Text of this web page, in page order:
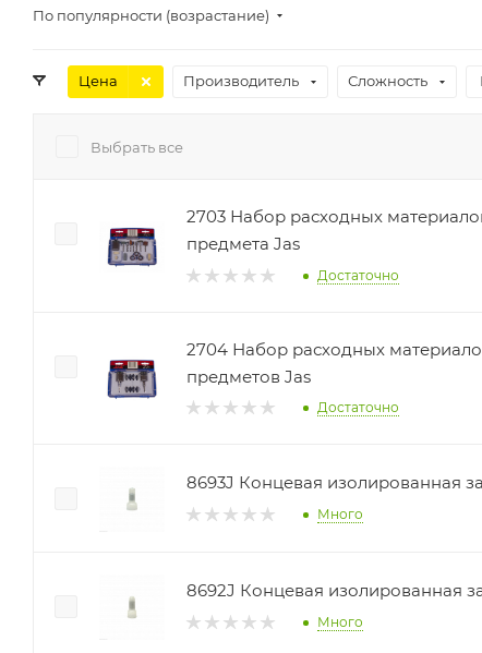
По популярности (возрастание)
Цена Производитель Сложность
Выбрать все
2703 Набор расходных
предмета Jas
Достаточно
2704 Набор расходных
предметов Jas
Достаточно
8693J Концевая изолированная
Много
8692J Концевая изолированная
Много